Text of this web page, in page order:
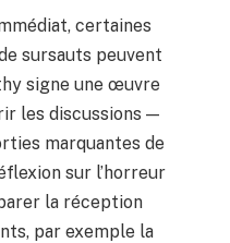
certaines
sursauts peuvent
signe une œuvre
les discussions —
marquantes de
sur l’horreur
la réception
par exemple la